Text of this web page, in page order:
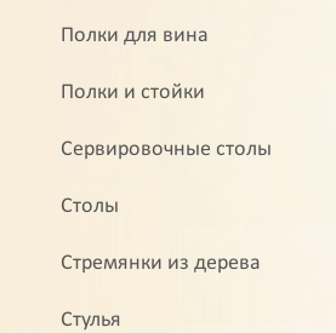
Полки для вина
Полки и стойки
Сервировочные столы
Столы
Стремянки из дерева
Стулья